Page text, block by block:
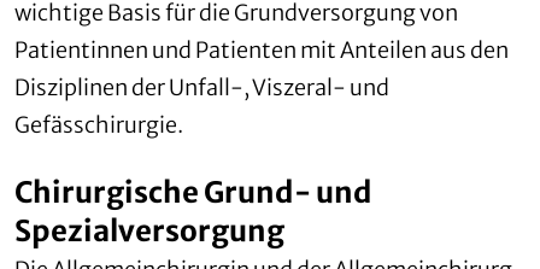
wichtige Basis für die Grundversorgung von
Patientinnen und Patienten mit Anteilen aus den
Disziplinen der Unfall-, Viszeral- und
Gefässchirurgie.
Chirurgische Grund- und
Spezialversorgung